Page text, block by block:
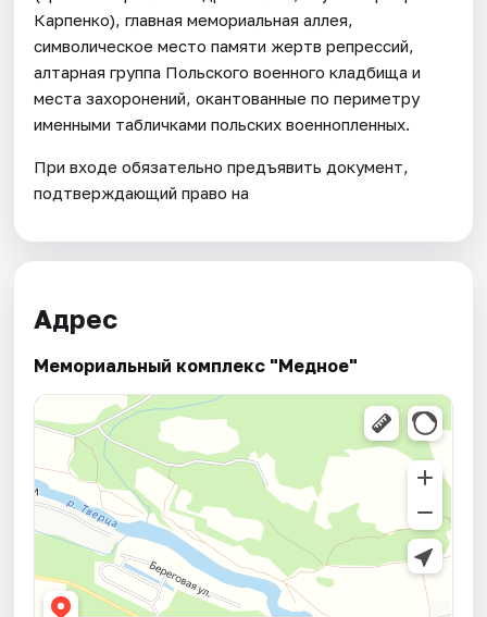
Карпенко), главная мемориальная аллея,
символическое место памяти жертв репрессий,
алтарная группа Польского военного кладбища и
места захоронений, окантованные по периметру
именными табличками польских военнопленных.
При входе обязательно предъявить документ,
подтверждающий право на
Адрес
Мемориальный комплекс "Медное"